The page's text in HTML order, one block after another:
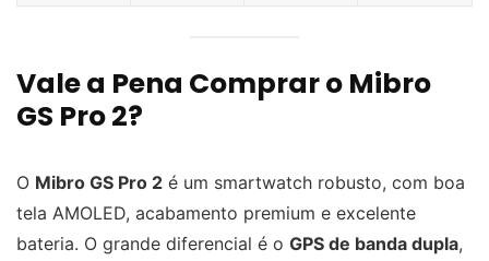
Vale a Pena Comprar o Mibro
GS Pro 2?
O Mibro GS Pro 2 é um smartwatch robusto, com boa
tela AMOLED, acabamento premium e excelente
bateria. O grande diferencial é o GPS de banda dupla,